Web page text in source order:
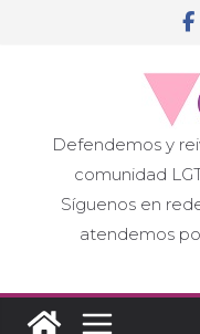
Defendemos y
comunidad
Síguenos en
atendemos